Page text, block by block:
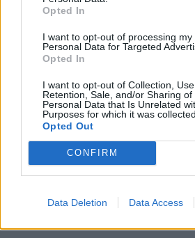
Opted In
I want to opt-out of processing my
Personal Data for Targeted
Opted In
I want to opt-out of Collection, Use,
Retention, Sale, and/or Sharing of
Personal Data that Is Unrelated
Purposes for which it was collected.
Opted Out
CONFIRM
Data Deletion Data Access
Informace o profilu a
Naposledy aktivní:
Počet přátel: 0
Profil zobrazen:
Oblibené místnosti
Sledované diskuze